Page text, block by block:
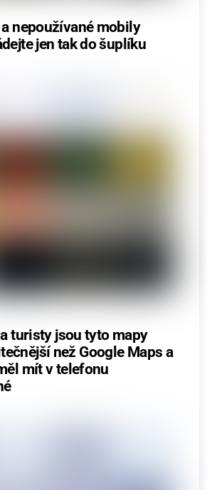
a nepoužívané mobily
jen tak do šuplíku
turisty jsou tyto mapy
než Google Maps a
mít v telefonu